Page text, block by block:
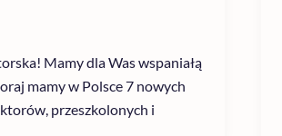
Mamy dla Was wspaniałą
mamy w Polsce 7 nowych
przeszkolonych i